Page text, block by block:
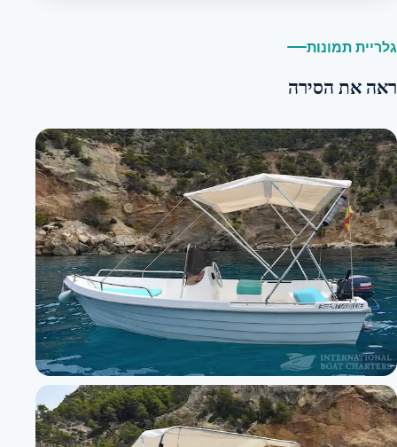
גלריית תמונות
ראה את הסירה